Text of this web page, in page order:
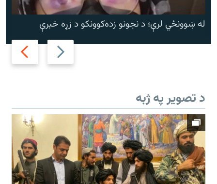
Previous
slide
Next
slide
له ښوونځي لرې؛ د نجونو زده‌کوونکو د زړه خبرې
د تصویر په ژبه